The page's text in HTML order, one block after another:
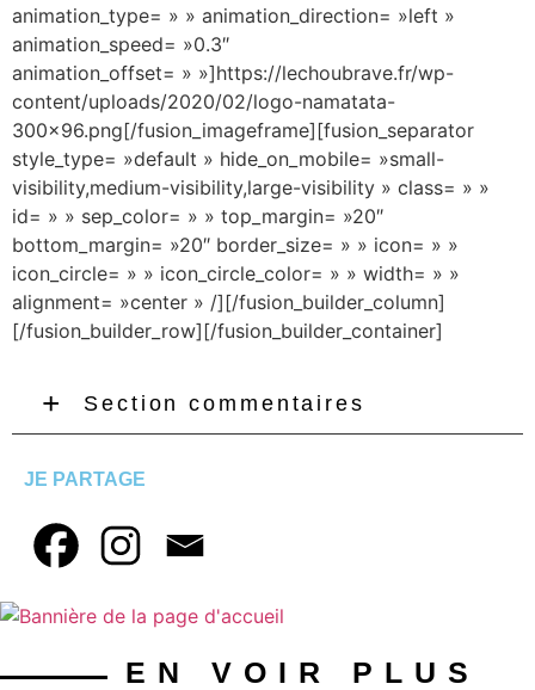
animation_type= » » animation_direction= »left »
animation_speed= »0.3″
animation_offset= » »]https://lechoubrave.fr/wp-
content/uploads/2020/02/logo-namatata-
300×96.png[/fusion_imageframe][fusion_separator
style_type= »default » hide_on_mobile= »small-
visibility,medium-visibility,large-visibility » class= » »
id= » » sep_color= » » top_margin= »20″
bottom_margin= »20″ border_size= » » icon= » »
icon_circle= » » icon_circle_color= » » width= » »
alignment= »center » /][/fusion_builder_column]
[/fusion_builder_row][/fusion_builder_container]
Section commentaires
JE PARTAGE
EN VOIR PLUS